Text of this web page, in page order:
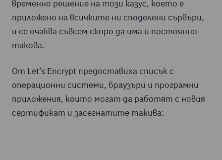
временно решение на този казус, което е
приложено на всичките ни споделени сървъри,
и се очаква съвсем скоро да има и постоянно
такова.
От Let’s Encrypt предоставиха списък с
операционни системи, браузъри и програмни
приложения, които могат да работят с новия
сертификат и засегнатите такива: